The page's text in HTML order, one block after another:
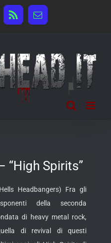
Rss Email
“High Spirits”
Headbangers) Fra gli
della seconda
di heavy metal rock,
di revival di questi